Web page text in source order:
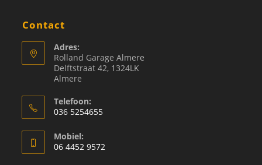
Contact
Adres:
Rolland Garage Almere
Delftstraat 42, 1324LK
Almere
Telefoon:
036 5254655
Mobiel:
06 4452 9572